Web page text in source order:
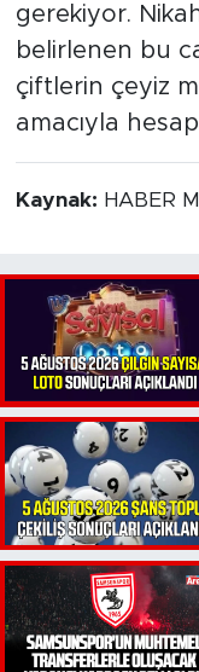
gerekiyor.
belirlenen bu
çiftlerin çeyiz
amacıyla
Kaynak: HABER